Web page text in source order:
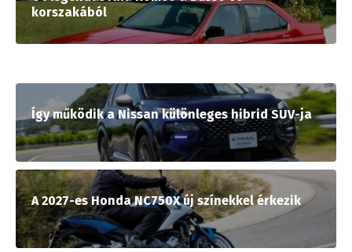
korszakából
Így működik a Nissan különleges hibrid SUV-ja
A 2027-es Honda NC750X új színekkel érkezik